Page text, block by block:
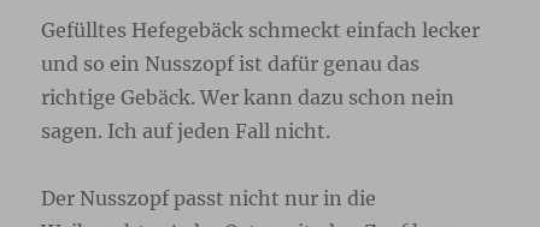
Gefülltes Hefegebäck schmeckt einfach lecker
und so ein Nusszopf ist dafür genau das
richtige Gebäck. Wer kann dazu schon nein
sagen. Ich auf jeden Fall nicht.
Der Nusszopf passt nicht nur in die